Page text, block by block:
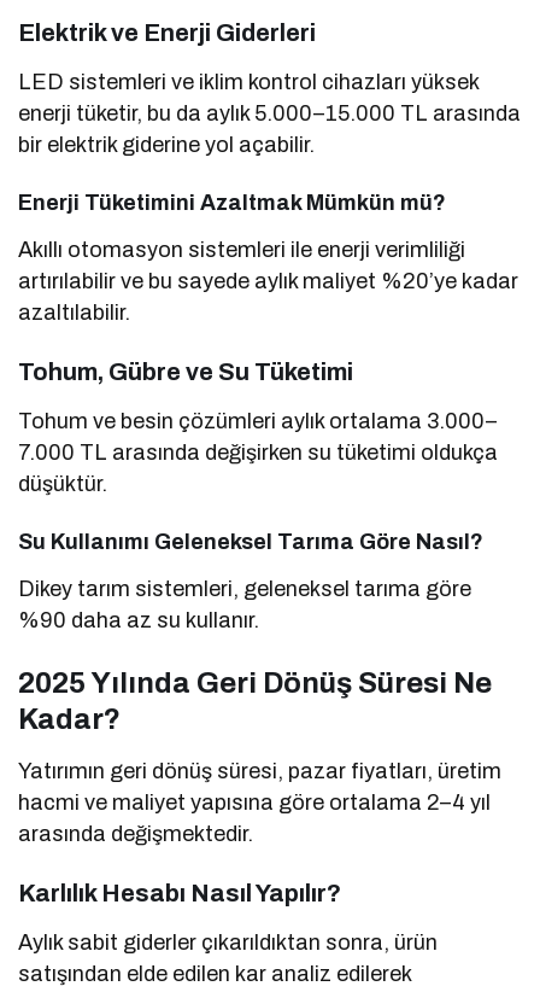
Elektrik ve Enerji Giderleri
LED sistemleri ve iklim kontrol cihazları yüksek
enerji tüketir, bu da aylık 5.000–15.000 TL arasında
bir elektrik giderine yol açabilir.
Enerji Tüketimini Azaltmak Mümkün mü?
Akıllı otomasyon sistemleri ile enerji verimliliği
artırılabilir ve bu sayede aylık maliyet %20’ye kadar
azaltılabilir.
Tohum, Gübre ve Su Tüketimi
Tohum ve besin çözümleri aylık ortalama 3.000–
7.000 TL arasında değişirken su tüketimi oldukça
düşüktür.
Su Kullanımı Geleneksel Tarıma Göre Nasıl?
Dikey tarım sistemleri, geleneksel tarıma göre
%90 daha az su kullanır.
2025 Yılında Geri Dönüş Süresi Ne
Kadar?
Yatırımın geri dönüş süresi, pazar fiyatları, üretim
hacmi ve maliyet yapısına göre ortalama 2–4 yıl
arasında değişmektedir.
Karlılık Hesabı Nasıl Yapılır?
Aylık sabit giderler çıkarıldıktan sonra, ürün
satışından elde edilen kar analiz edilerek